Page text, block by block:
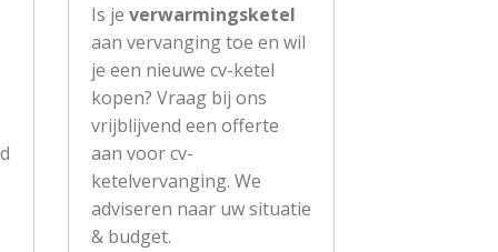
Is je verwarmingsketel
aan vervanging toe en wil
je een nieuwe cv-ketel
kopen? Vraag bij ons
vrijblijvend een offerte
aan voor cv-
ketelvervanging. We
adviseren naar uw situatie
& budget.